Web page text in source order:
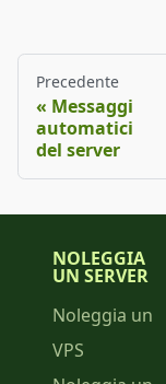
Precedente
Messaggi
automatici
del server
NOLEGGIA
UN SERVER
Noleggia un
VPS